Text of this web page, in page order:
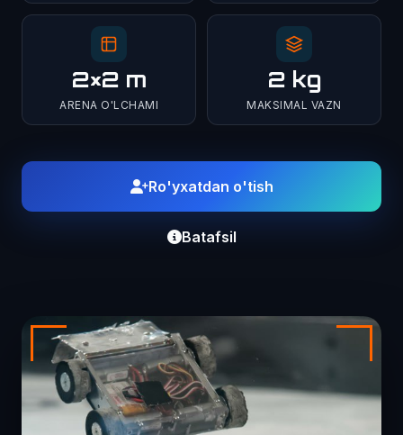
2×2 m
ARENA O'LCHAMI
2 kg
MAKSIMAL VAZN
Ro'yxatdan o'tish
Batafsil